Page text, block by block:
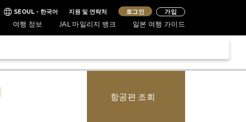
SEOUL - 한국어 지원 및 연락처 로그인 가입
여행 정보 JAL 마일리지 뱅크 일본 여행 가이드
항공편 조회